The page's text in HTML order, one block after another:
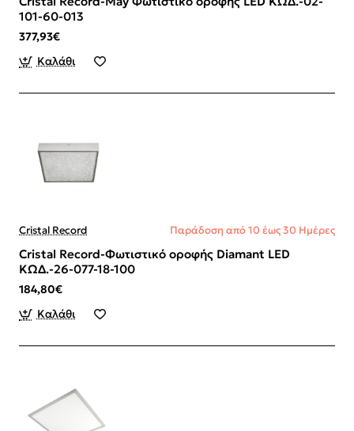
101-60-013
377,93€
Καλάθι
Cristal Record Παράδοση από 10 έως 30 Ημέρες
Cristal Record-Φωτιστικό οροφής Diamant LED
ΚΩΔ.-26-077-18-100
184,80€
Καλάθι